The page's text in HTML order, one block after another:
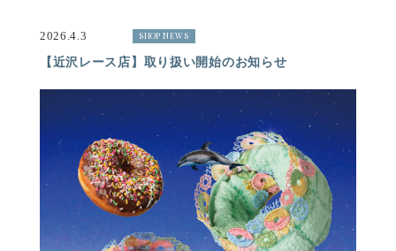
2026.4.3 SHOP NEWS
【近沢レース店】取り扱い開始のお知らせ